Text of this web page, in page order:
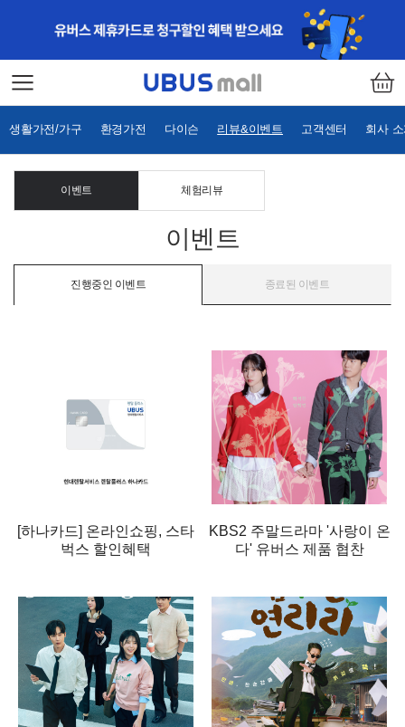
생활가전/가구 환경가전 다이슨 리뷰&이벤트 고객센터 회사
이벤트 체험리뷰
이벤트
진행중인 이벤트 종료된 이벤트
[하나카드] 온라인쇼핑, 스타
벅스 할인혜택
KBS2 주말드라마 '사랑이 온
다' 유버스 제품 협찬